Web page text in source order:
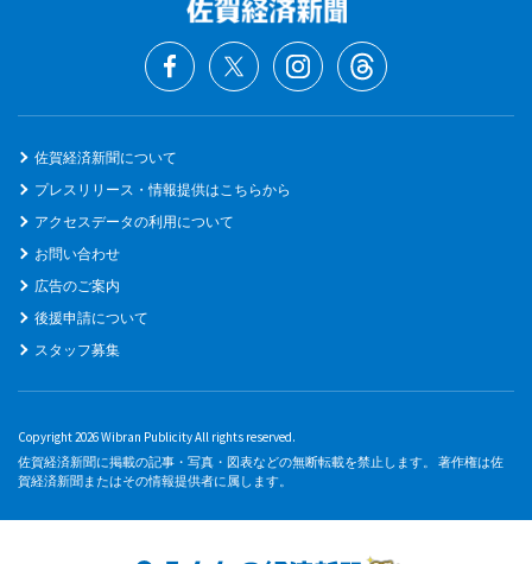
佐賀経済新聞について
プレスリリース・情報提供はこちらから
アクセスデータの利用について
お問い合わせ
広告のご案内
後援申請について
スタッフ募集
Copyright 2026 Wibran Publicity All rights reserved.
佐賀経済新聞に掲載の記事・写真・図表などの無断転載を禁止します。 著作権は佐
賀経済新聞またはその情報提供者に属します。